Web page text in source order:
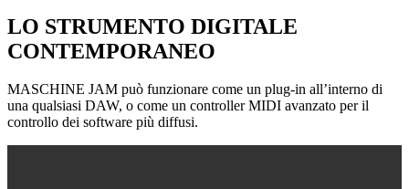
LO STRUMENTO DIGITALE
CONTEMPORANEO
MASCHINE JAM può funzionare come un plug-in all’interno di
una qualsiasi DAW, o come un controller MIDI avanzato per il
controllo dei software più diffusi.